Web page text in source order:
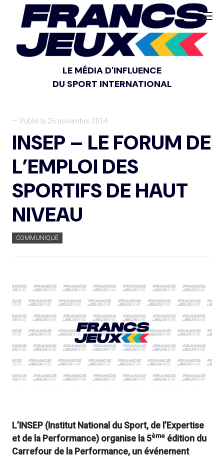
LE MÉDIA D'INFLUENCE
DU SPORT INTERNATIONAL
— Publié le 26 novembre 2014
INSEP – LE FORUM DE
L’EMPLOI DES
SPORTIFS DE HAUT
NIVEAU
COMMUNIQUÉ
L’INSEP (Institut National du Sport, de l’Expertise
et de la Performance) organise la 5ème édition du
Carrefour de la Performance, un événement